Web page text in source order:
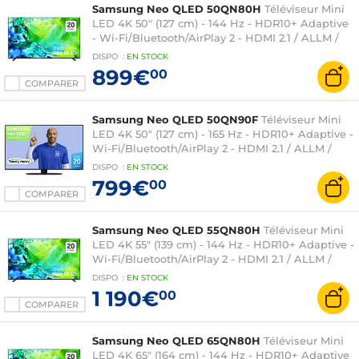
COMPARER
Samsung Neo QLED 50QN80H Téléviseur Mini
LED 4K 50" (127 cm) - 144 Hz - HDR10+ Adaptive
- Wi-Fi/Bluetooth/AirPlay 2 - HDMI 2.1 / ALLM /
FreeSync Premium Pro - Son 30W - Dolby Atmos
DISPO : EN STOCK
899€00
COMPARER
Samsung Neo QLED 50QN90F Téléviseur Mini
LED 4K 50" (127 cm) - 165 Hz - HDR10+ Adaptive -
Wi-Fi/Bluetooth/AirPlay 2 - HDMI 2.1 / ALLM /
FreeSync - Son 2.0 40W - Dolby Atmos
DISPO : EN STOCK
799€00
COMPARER
Samsung Neo QLED 55QN80H Téléviseur Mini
LED 4K 55" (139 cm) - 144 Hz - HDR10+ Adaptive -
Wi-Fi/Bluetooth/AirPlay 2 - HDMI 2.1 / ALLM /
FreeSync Premium Pro - Son 30W - Dolby Atmos
DISPO : EN STOCK
1 190€00
Samsung Neo QLED 65QN80H Téléviseur Mini
LED 4K 65" (164 cm) - 144 Hz - HDR10+ Adaptive